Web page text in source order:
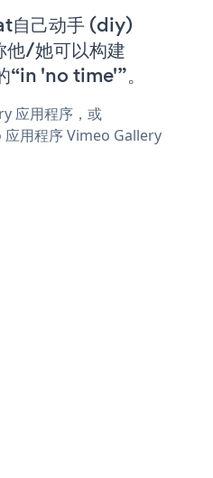
自己动手 (diy)
/她可以构建
'no time'”。
应用程序，或
用程序 Vimeo Gallery